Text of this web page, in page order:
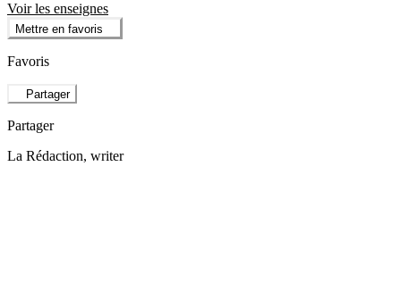
Voir les enseignes
Mettre en favoris
Favoris
Partager
Partager
La Rédaction, writer